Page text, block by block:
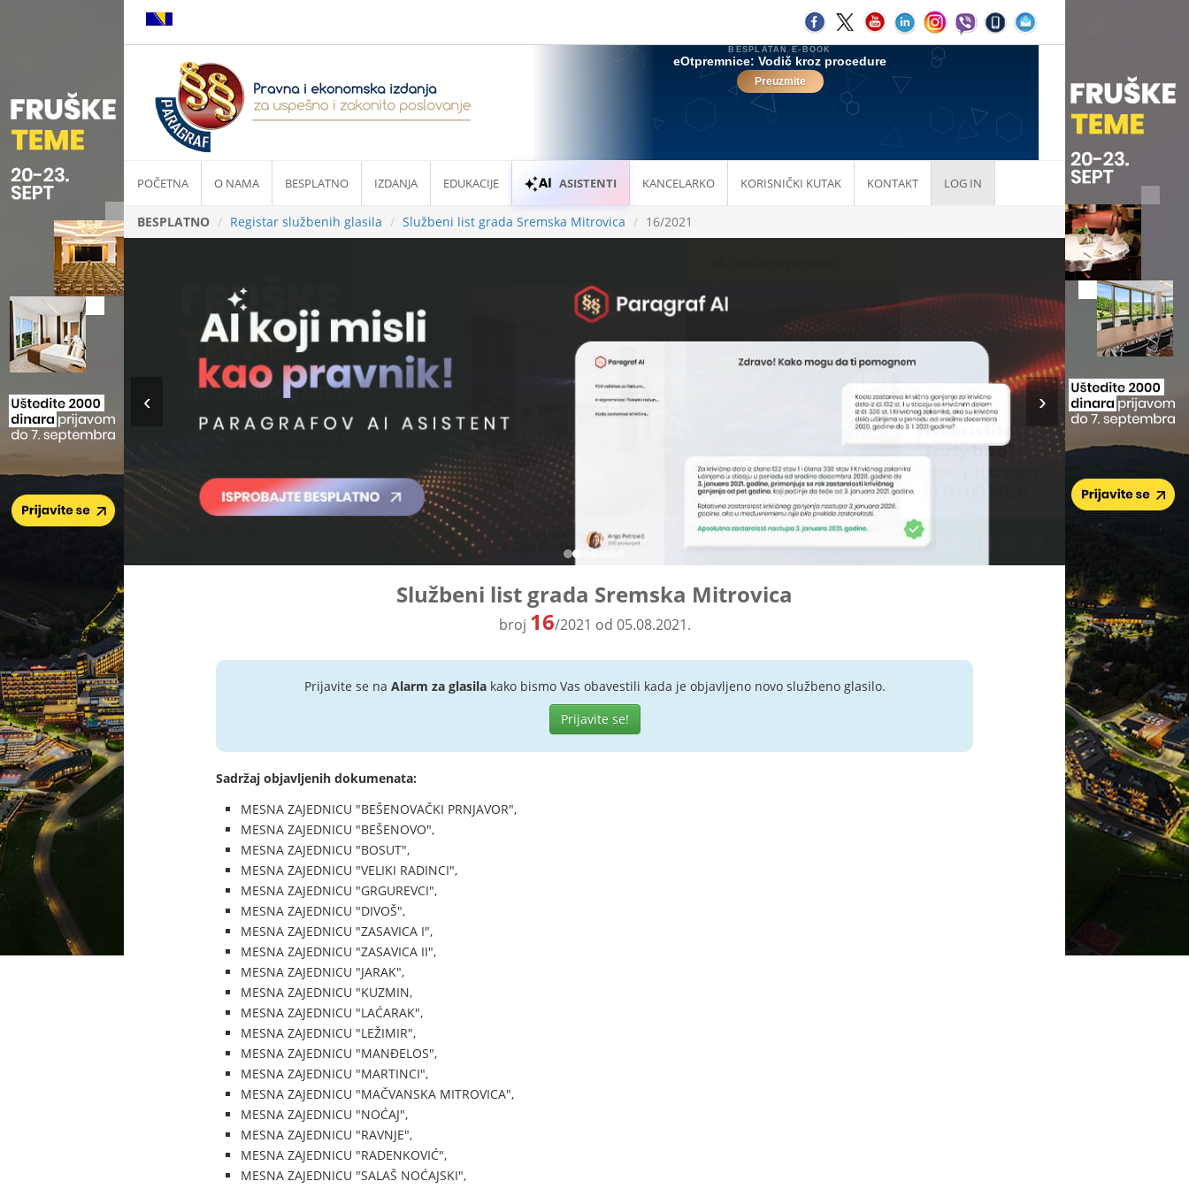
POČETNA O NAMA BESPLATNO IZDANJA EDUKACIJE ASISTENTI KANCELARKO KORISNIČKI KUTAK KONTAKT LOG IN
BESPLATNO Registar službenih glasila Službeni list grada Sremska Mitrovica 16/2021
Službeni list grada Sremska Mitrovica
broj 16/2021 od 05.08.2021.
Prijavite se na Alarm za glasilakako bismo Vas obavestili kada je objavljeno novo službeno glasilo.
Prijavite se!
Sadržaj objavljenih dokumenata:
MESNA ZAJEDNICU "BEŠENOVAČKI PRNJAVOR",
MESNA ZAJEDNICU "BEŠENOVO",
MESNA ZAJEDNICU "BOSUT",
MESNA ZAJEDNICU "VELIKI RADINCI",
MESNA ZAJEDNICU "GRGUREVCI",
MESNA ZAJEDNICU "DIVOŠ",
MESNA ZAJEDNICU "ZASAVICA I",
MESNA ZAJEDNICU "ZASAVICA II",
MESNA ZAJEDNICU "JARAK",
MESNA ZAJEDNICU "KUZMIN,
MESNA ZAJEDNICU "LAĆARAK",
MESNA ZAJEDNICU "LEŽIMIR",
MESNA ZAJEDNICU "MANĐELOS",
MESNA ZAJEDNICU "MARTINCI",
MESNA ZAJEDNICU "MAČVANSKA MITROVICA",
MESNA ZAJEDNICU "NOĆAJ",
MESNA ZAJEDNICU "RAVNJE",
MESNA ZAJEDNICU "RADENKOVIĆ",
MESNA ZAJEDNICU "SALAŠ NOĆAJSKI",